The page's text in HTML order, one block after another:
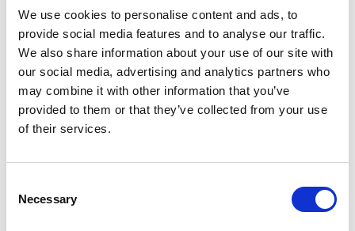
We use cookies to personalise content and ads, to
provide social media features and to analyse our traffic.
We also share information about your use of our site with
our social media, advertising and analytics partners who
may combine it with other information that you’ve
provided to them or that they’ve collected from your use
of their services.
Selection
Necessary
kielillä, mikä helpottaa niiden käyttöä laajemmalla markkina-
alueella: englanniksi, saksaksi, venäjäksi, puolaksi, tšekiksi,
unkariksi, ruotsiksi ja suomeksi.
Kalvo: laadukas mustavalkoinen polyeteenikalvo, josta
vähintään 40 % on kierrätysmateriaalia.